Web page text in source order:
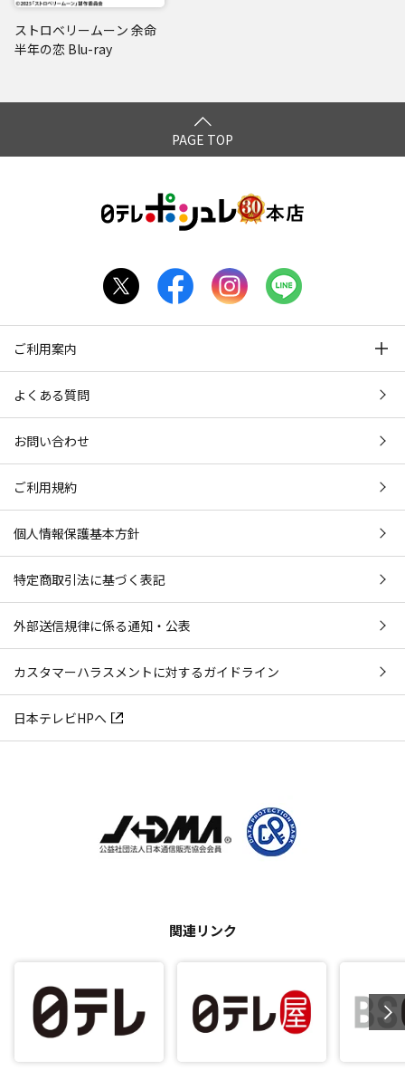
ストロベリームーン 余命
半年の恋 Blu-ray
PAGE TOP
ご利用案内
よくある質問
お問い合わせ
ご利用規約
個人情報保護基本方針
特定商取引法に基づく表記
外部送信規律に係る通知・公表
カスタマーハラスメントに対するガイドライン
日本テレビHPへ
関連リンク